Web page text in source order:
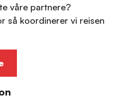
våre partnere?
så koordinerer vi reisen